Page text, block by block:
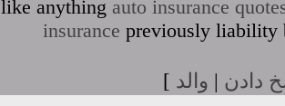
like anything auto insurance
insurance previously liability
دادن | والد ]